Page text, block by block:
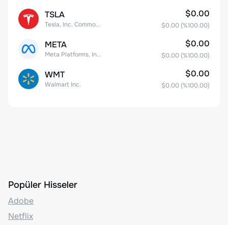
TSLA
Tesla, Inc. Common Stock
$0.00
$0.00 (%100.00)
META
Meta Platforms, Inc. Class A Common Stock
$0.00
$0.00 (%100.00)
WMT
Walmart Inc.
$0.00
$0.00 (%100.00)
Popüler Hisseler
Adobe
Netflix